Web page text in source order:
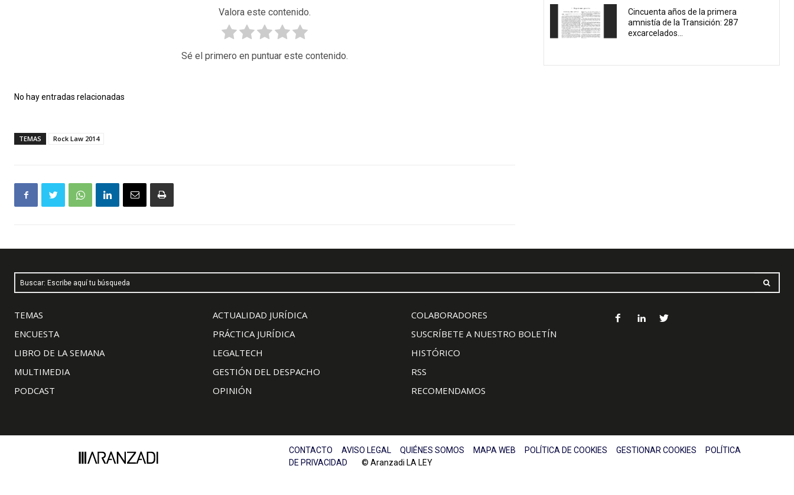
Valora este contenido.
Sé el primero en puntuar este contenido.
No hay entradas relacionadas
TEMAS Rock Law 2014
Cincuenta años de la primera
amnistía de la Transición: 287
excarcelados...
Buscar: Escribe aquí tu búsqueda
TEMAS
ENCUESTA
LIBRO DE LA SEMANA
MULTIMEDIA
PODCAST
ACTUALIDAD JURÍDICA
PRÁCTICA JURÍDICA
LEGALTECH
GESTIÓN DEL DESPACHO
OPINIÓN
COLABORADORES
SUSCRÍBETE A NUESTRO BOLETÍN
HISTÓRICO
RSS
RECOMENDAMOS
CONTACTO AVISO LEGAL QUIÉNES SOMOS MAPA WEB POLÍTICA DE COOKIES GESTIONAR COOKIES
POLÍTICA
DE PRIVACIDAD © Aranzadi LA LEY